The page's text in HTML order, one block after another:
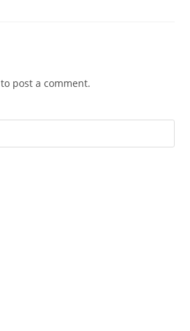
to post a comment.